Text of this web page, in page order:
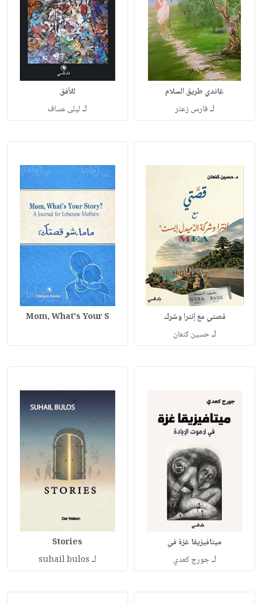
غاندي طريق السلام
لـفارس زعتر
للأفق
لـ ليلى عساف
قصتي مع إنترا وشرك
لـحسين كنعان
Mom, What's Your S
ميتافيزيقا غزة في
لـجورج كعدي
Stories
لـ suhail bulos